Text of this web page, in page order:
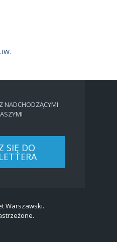
NADCHODZĄCYMI
SIĘ DO
Warszawski.